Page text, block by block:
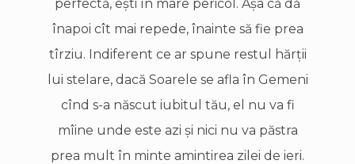
perfectă, eşti în mare pericol. Aşa că dă
înapoi cît mai repede, înainte să fie prea
tîrziu. Indiferent ce ar spune restul hărţii
lui stelare, dacă Soarele se afla în Gemeni
cînd s-a născut iubitul tău, el nu va fi
mîine unde este azi şi nici nu va păstra
prea mult în minte amintirea zilei de ieri.